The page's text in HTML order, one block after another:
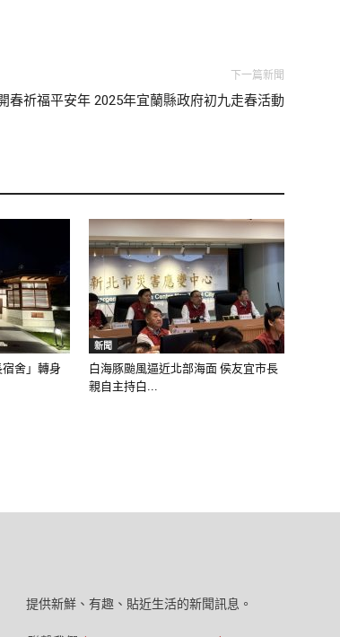
下一篇新聞
春祈福平安年 2025年宜蘭縣政府初九走春活動
舍」轉身
新聞
白海豚颱風逼近北部海面 侯友宜市長
親自主持白...
提供新鮮、有趣、貼近生活的新聞訊息。